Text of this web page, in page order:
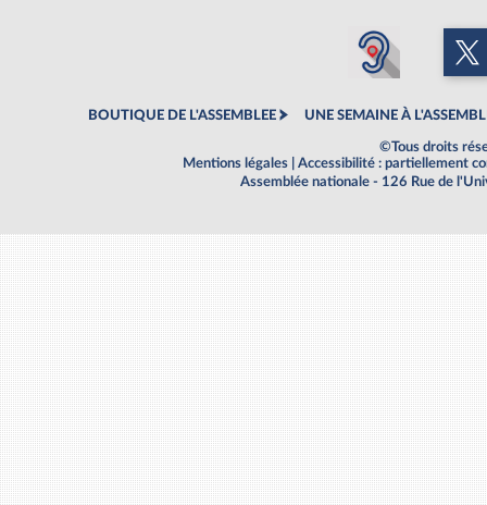
BOUTIQUE DE L'ASSEMBLEE UNE SEMAINE À
©Tous droits
Mentions légales
Accessibilité : partiellement
Assemblée nationale - 126 Rue de